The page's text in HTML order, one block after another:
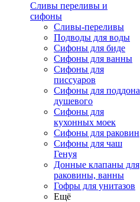
Сливы переливы и
сифоны
Сливы-переливы
Подводы для воды
Сифоны для биде
Сифоны для ванны
Сифоны для
писсуаров
Сифоны для поддона
душевого
Сифоны для
кухонных моек
Сифоны для раковин
Сифоны для чаш
Генуя
Донные клапаны для
раковины, ванны
Гофры для унитазов
Ещё